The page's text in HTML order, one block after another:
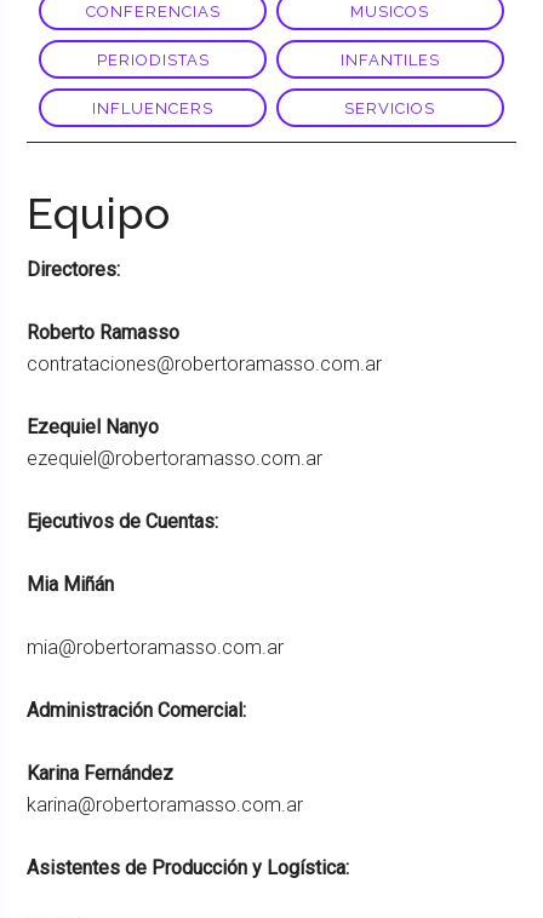
CONFERENCIAS MUSICOS
PERIODISTAS INFANTILES
INFLUENCERS SERVICIOS
Equipo
Directores:
Roberto Ramasso
contrataciones@robertoramasso.com.ar
Ezequiel Nanyo
ezequiel@robertoramasso.com.ar
Ejecutivos de Cuentas:
Mia Miñán
mia@robertoramasso.com.ar
Administración Comercial:
Karina Fernández
karina@robertoramasso.com.ar
Asistentes de Producción y Logística: